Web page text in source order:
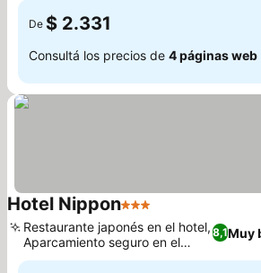
De $ 2.331
Consultá los precios de 4 páginas web
Hotel Nippon3 Estrellas
8,1Muy
Restaurante japonés en el hotel,
Aparcamiento seguro en el
hotel